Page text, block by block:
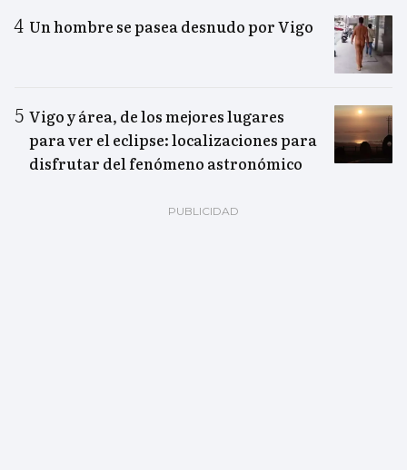
Un hombre se pasea desnudo por Vigo
Vigo y área, de los mejores lugares
para ver el eclipse: localizaciones para
disfrutar del fenómeno astronómico